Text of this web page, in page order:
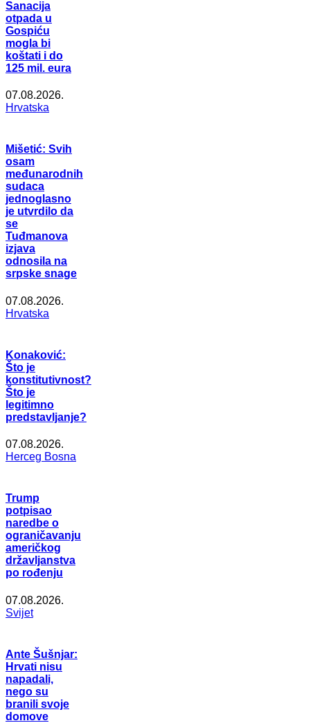
Sanacija
otpada u
Gospiću
mogla bi
koštati i do
125 mil. eura
07.08.2026.
Hrvatska
Mišetić: Svih
osam
međunarodnih
sudaca
jednoglasno
je utvrdilo da
se
Tuđmanova
izjava
odnosila na
srpske snage
07.08.2026.
Hrvatska
Konaković:
Što je
konstitutivnost?
Što je
legitimno
predstavljanje?
07.08.2026.
Herceg Bosna
Trump
potpisao
naredbe o
ograničavanju
američkog
državljanstva
po rođenju
07.08.2026.
Svijet
Ante Šušnjar:
Hrvati nisu
napadali,
nego su
branili svoje
domove